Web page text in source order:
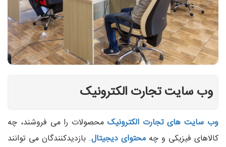
وب سایت تجارت الکترونیک
وب سایت های تجارت الکترونیک محصولات را می فروشند، چه
کالاهای فیزیکی و چه محتوای دیجیتال. بازدیدکنندگان می توانند